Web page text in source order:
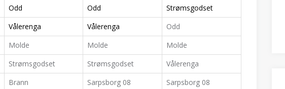
Odd Odd
Strømsgodset
Vålerenga Vålerenga
Odd
Molde Molde
Molde
Strømsgodset Strømsgodset
Vålerenga
Brann Sarpsborg 08
Sarpsborg 08